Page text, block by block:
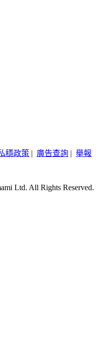
穩政策 | 廣告查詢 | 舉報
Ltd. All Rights Reserved.